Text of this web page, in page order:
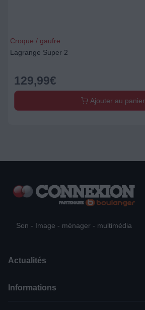
Croque / gaufre
Lagrange Super 2
129,99€
Ajouter au panier
Son - Image - ménager - multimédia
Actualités
Informations